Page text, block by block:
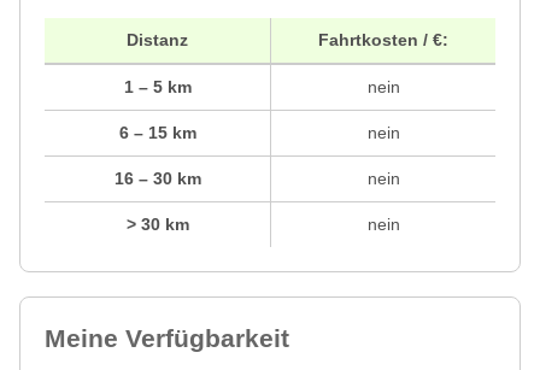
Distanz
1 – 5 km
6 – 15 km
16 – 30 km
> 30 km
Fahrtkosten / €:
nein
nein
nein
nein
Meine Verfügbarkeit